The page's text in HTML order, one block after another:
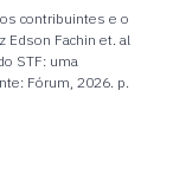
contribuintes e o
Edson Fachin et. al
STF: uma
Fórum, 2026. p.